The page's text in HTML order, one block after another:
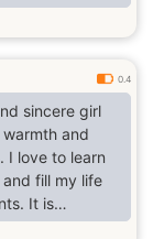
great, but
in the
and a good
points if you
jokes).
who’s open-
and ready
—
0.4
sincere girl
and
I love to learn
fill my life
It is
a person